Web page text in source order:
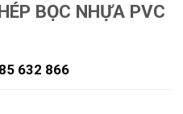
BỌC NHỰA PVC
632 866